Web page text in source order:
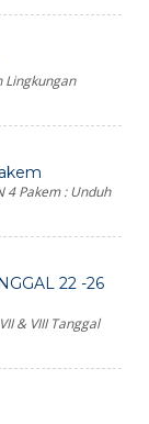
Lingkungan
4 Pakem : Unduh
22 -26
& VIII Tanggal